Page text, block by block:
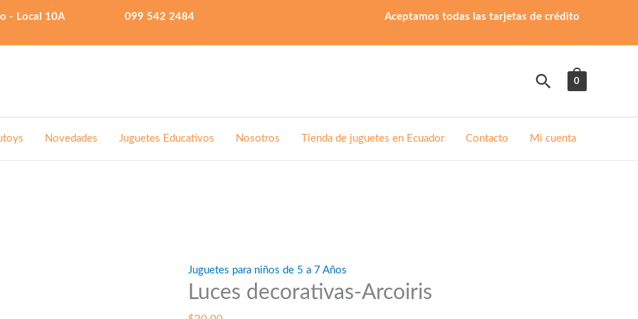
- Local 10A 099 542 2484 Aceptamos todas las tarjetas de crédito
Buscar
0
Novedades Juguetes Educativos Nosotros Tienda de juguetes en Ecuador Contacto Mi cuenta
Juguetes para niños de 5 a 7 Años
Luces decorativas-Arcoiris